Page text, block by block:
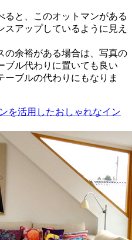
ると、このオットマンがある
アップしているように見え
の余裕がある場合は、写真の
ブル代わりに置いても良い
ーブルの代わりにもなりま
を活用したおしゃれなイン